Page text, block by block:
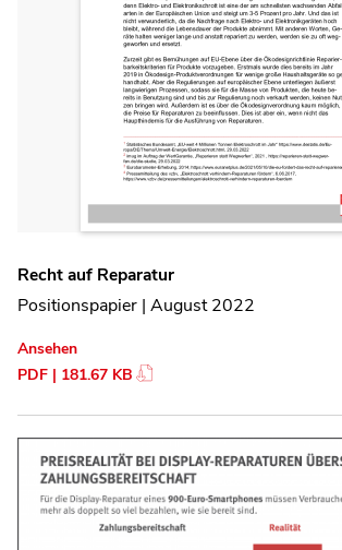
Recht auf Reparatur
Positionspapier | August 2022
Ansehen
PDF | 181.67 KB